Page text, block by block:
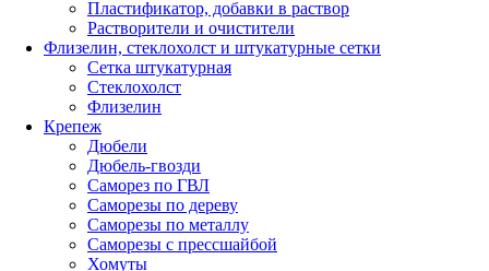
Пластификатор, добавки в раствор
Растворители и очистители
Флизелин, стеклохолст и штукатурные сетки
Сетка штукатурная
Стеклохолст
Флизелин
Крепеж
Дюбели
Дюбель-гвозди
Саморез по ГВЛ
Саморезы по дереву
Саморезы по металлу
Саморезы с прессшайбой
Хомуты